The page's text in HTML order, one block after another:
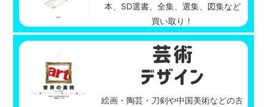
本、SD選書、全集、選集、図集など
買い取り！
絵画・陶芸・刀剣や中国美術などの古